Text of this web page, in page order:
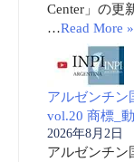
Center」の更
…Read More »
アルゼンチン
vol.20 商標_動
2026年8月2日
アルゼンチン